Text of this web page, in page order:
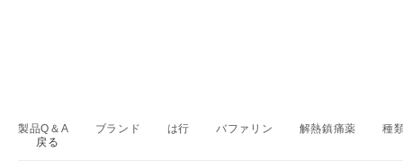
製品Q＆A
ブランド
は行
バファリン
解熱鎮痛薬
種
戻る